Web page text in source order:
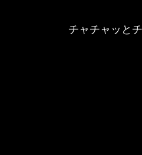
チャチャッと